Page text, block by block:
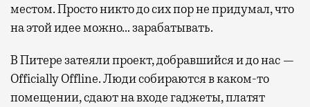
местом. Просто никто до сих пор не придумал, что
на этой идее можно… зарабатывать.
В Питере затеяли проект, добравшийся и до нас —
Officially Offline. Люди собираются в каком-то
помещении, сдают на входе гаджеты, платят